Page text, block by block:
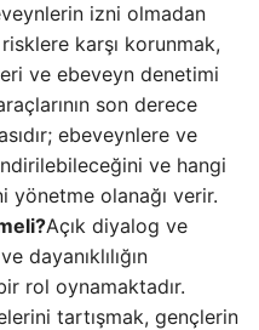
izni olmadan
karşı korunmak,
ve ebeveyn denetimi
son derece
ebeveynlere ve
ve hangi
yönetme olanağı verir.
Açık diyalog ve
dayanıklılığın
rol oynamaktadır.
tartışmak, gençlerin